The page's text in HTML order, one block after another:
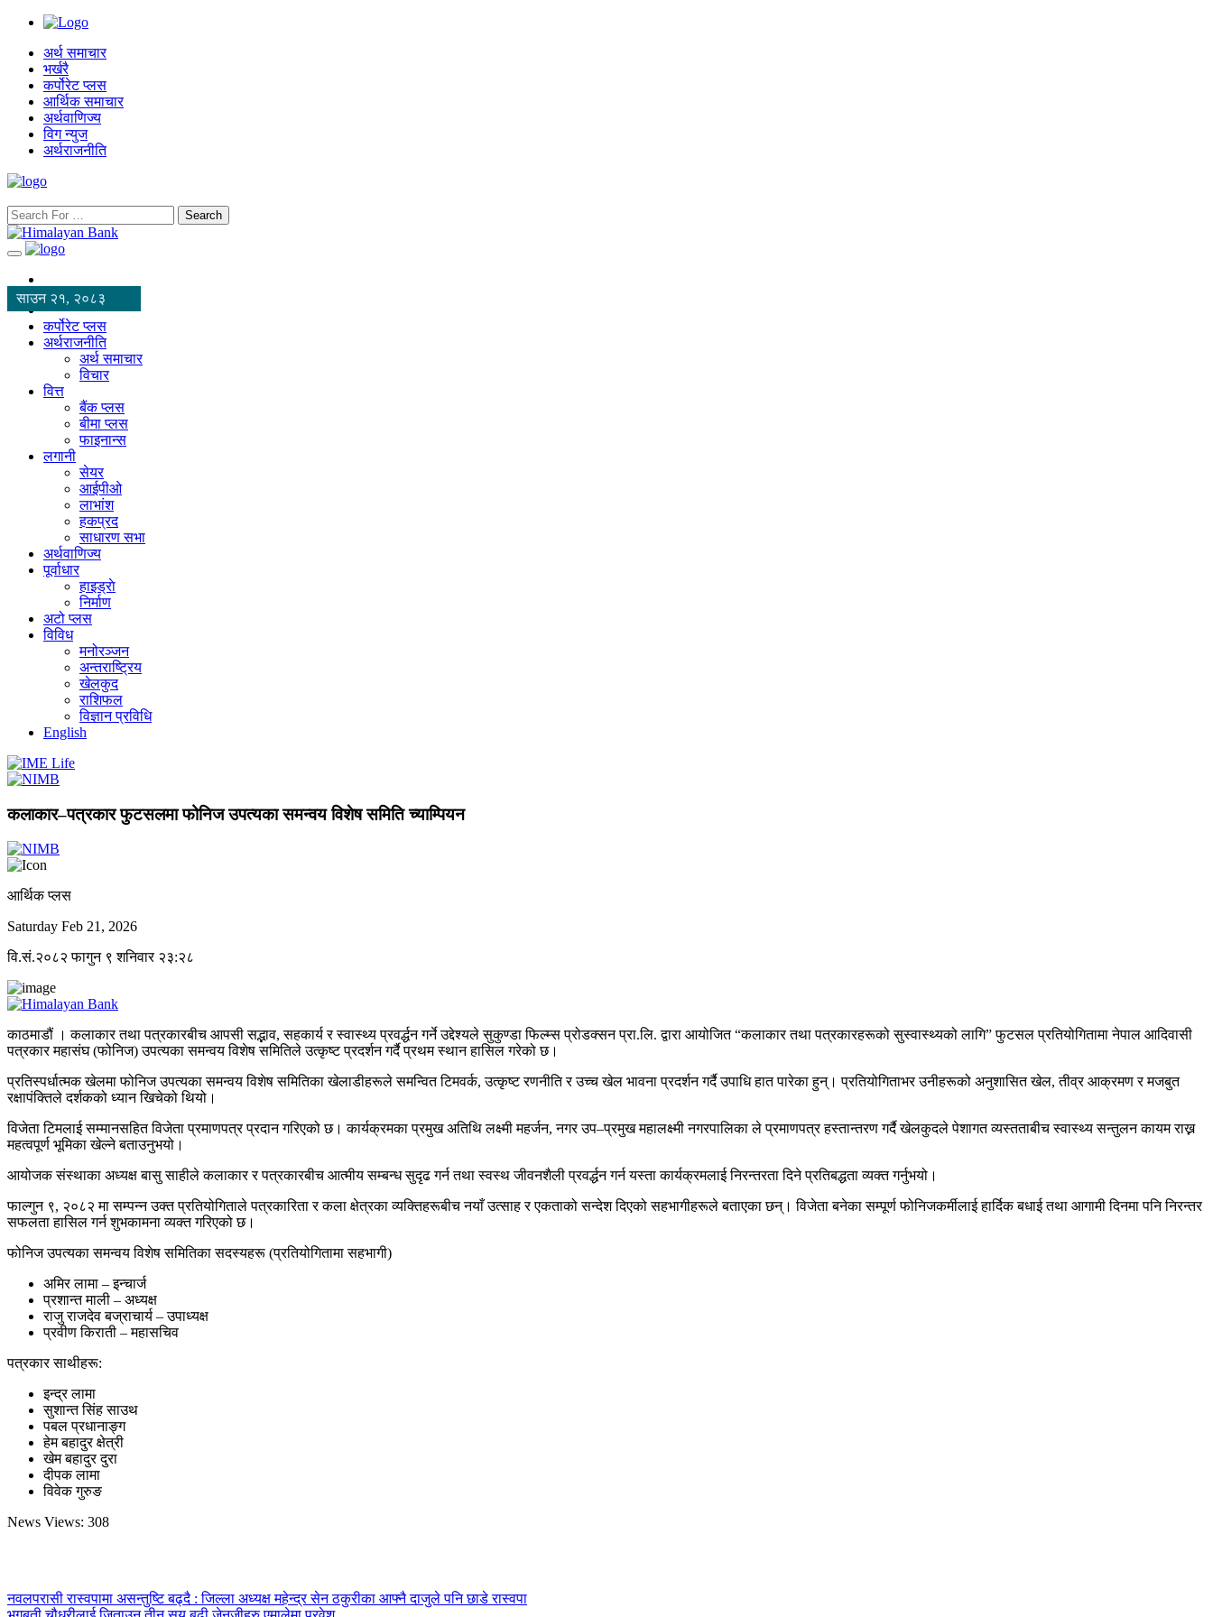
अर्थ समाचार
भर्खरै
कर्पोरेट प्लस
आर्थिक समाचार
अर्थवाणिज्य
विग न्युज
अर्थराजनीति
Search
साउन २१, २०८३
कर्पोरेट प्लस
अर्थराजनीति
अर्थ समाचार
विचार
वित्त
बैंक प्लस
बीमा प्लस
फाइनान्स
लगानी
सेयर
आईपीओ
लाभांश
हकप्रद
साधारण सभा
अर्थवाणिज्य
पूर्वाधार
हाइड्राे
निर्माण
अटो प्लस
विविध
मनोरञ्जन
अन्तराष्ट्रिय
खेलकुद
राशिफल
विज्ञान प्रविधि
English
कलाकार–पत्रकार फुटसलमा फोनिज उपत्यका समन्वय विशेष समिति च्याम्पियन
आर्थिक प्लस
Saturday Feb 21, 2026
वि.सं.२०८२ फागुन ९ शनिवार २३:२८
काठमाडौं । कलाकार तथा पत्रकारबीच आपसी सद्भाव, सहकार्य र स्वास्थ्य प्रवर्द्धन गर्ने उद्देश्यलेसुकुण्डा फिल्म्स प्रोडक्सन प्रा.लि. द्वारा आयोजित “कलाकार तथा पत्रकारहरूको सुस्वास्थ्यको लागि” फुटसल प्रतियोगितामानेपाल आदिवासी
पत्रकार महासंघ (फोनिज)उपत्यका समन्वय विशेष समितिले उत्कृष्ट प्रदर्शन गर्दै प्रथम स्थान हासिल गरेको छ।
प्रतिस्पर्धात्मक खेलमा फोनिज उपत्यका समन्वय विशेष समितिका खेलाडीहरूले समन्वित टिमवर्क, उत्कृष्ट रणनीति र उच्च खेल भावना प्रदर्शन गर्दै उपाधि हात पारेका हुन्। प्रतियोगिताभर उनीहरूको अनुशासित खेल, तीव्र आक्रमण र मजबुत
रक्षापंक्तिले दर्शकको ध्यान खिचेको थियो।
विजेता टिमलाई सम्मानसहित विजेता प्रमाणपत्र प्रदान गरिएको छ। कार्यक्रमका प्रमुख अतिथिलक्ष्मी महर्जन, नगर उप–प्रमुखमहालक्ष्मी नगरपालिकाले प्रमाणपत्र हस्तान्तरण गर्दै खेलकुदले पेशागत व्यस्तताबीच स्वास्थ्य सन्तुलन कायम राख्न
महत्वपूर्ण भूमिका खेल्ने बताउनुभयो।
आयोजक संस्थाका अध्यक्ष बासु साहीले कलाकार र पत्रकारबीच आत्मीय सम्बन्ध सुदृढ गर्न तथा स्वस्थ जीवनशैली प्रवर्द्धन गर्न यस्ता कार्यक्रमलाई निरन्तरता दिने प्रतिबद्धता व्यक्त गर्नुभयो।
फाल्गुन ९, २०८२ मा सम्पन्न उक्त प्रतियोगिताले पत्रकारिता र कला क्षेत्रका व्यक्तिहरूबीच नयाँ उत्साह र एकताको सन्देश दिएको सहभागीहरूले बताएका छन्। विजेता बनेका सम्पूर्ण फोनिजकर्मीलाई हार्दिक बधाई तथा आगामी दिनमा पनि निरन्तर
सफलता हासिल गर्न शुभकामना व्यक्त गरिएको छ।
फोनिज उपत्यका समन्वय विशेष समितिका सदस्यहरू (प्रतियोगितामा सहभागी)
अमिर लामा – इन्चार्ज
प्रशान्त माली – अध्यक्ष
राजु राजदेव बज्राचार्य – उपाध्यक्ष
प्रवीण किराती – महासचिव
पत्रकार साथीहरू:
इन्द्र लामा
सुशान्त सिंह साउथ
पबल प्रधानाङ्ग
हेम बहादुर क्षेत्री
खेम बहादुर दुरा
दीपक लामा
विवेक गुरुङ
News Views: 308
नवलपरासी रास्वपामा असन्तुष्टि बढ्दै : जिल्ला अध्यक्ष महेन्द्र सेन ठकुरीका आफ्नै दाजुले पनि छाडे रास्वपा